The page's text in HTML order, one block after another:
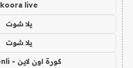
koora live
يلا شوت
يلا شوت
كورة اون لاين - kora onli